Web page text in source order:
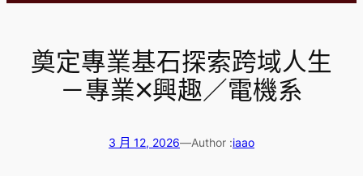
奠定專業基石探索跨域人生
－專業🞪興趣／電機系
3 月 12, 2026—Author :iaao